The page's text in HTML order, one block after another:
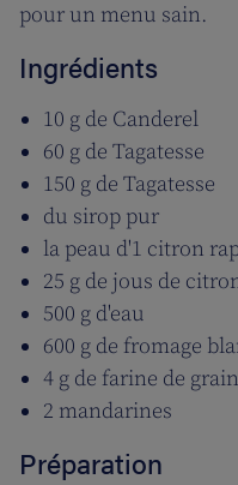
pour un menu sain.
Ingrédients
10 g de Canderel
60 g de Tagatesse
150 g de Tagatesse
du sirop pur
la peau d'1 citron
25 g de jous de
500 g d'eau
600 g de fromage
4 g de farine de
2 mandarines
Préparation